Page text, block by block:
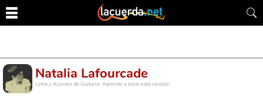
Natalia Lafourcade
Letra y Acordes de Guitarra. Aprende a tocar esta canción